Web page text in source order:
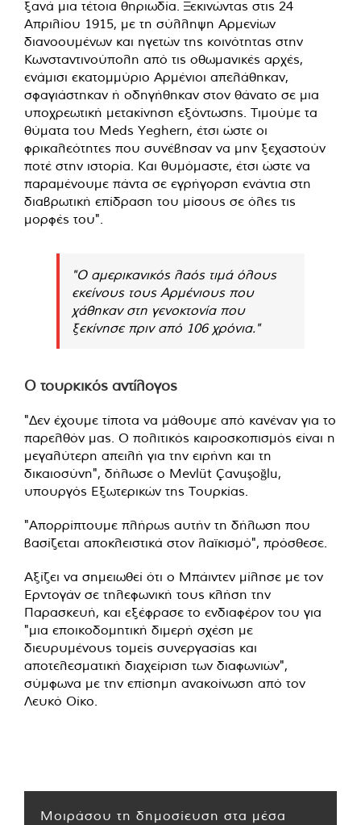
ξανά μια τέτοια θηριωδία. Ξεκινώντας στις 24
Απριλίου 1915, με τη σύλληψη Αρμενίων
διανοουμένων και ηγετών της κοινότητας στην
Κωνσταντινούπολη από τις οθωμανικές αρχές,
ενάμισι εκατομμύριο Αρμένιοι απελάθηκαν,
σφαγιάστηκαν ή οδηγήθηκαν στον θάνατο σε μια
υποχρεωτική μετακίνηση εξόντωσης. Τιμούμε τα
θύματα του Meds Yeghern, έτσι ώστε οι
φρικαλεότητες που συνέβησαν να μην ξεχαστούν
ποτέ στην ιστορία. Και θυμόμαστε, έτσι ώστε να
παραμένουμε πάντα σε εγρήγορση ενάντια στη
διαβρωτική επίδραση του μίσους σε όλες τις
μορφές του".
"Ο αμερικανικός λαός τιμά όλους
εκείνους τους Αρμένιους που
χάθηκαν στη γενοκτονία που
ξεκίνησε πριν από 106 χρόνια."
Ο τουρκικός αντίλογος
"Δεν έχουμε τίποτα να μάθουμε από κανέναν για το
παρελθόν μας. Ο πολιτικός καιροσκοπισμός είναι η
μεγαλύτερη απειλή για την ειρήνη και τη
δικαιοσύνη", δήλωσε ο Mevlüt Çavuşoğlu,
υπουργός Εξωτερικών της Τουρκίας.
"Απορρίπτουμε πλήρως αυτήν τη δήλωση που
βασίζεται αποκλειστικά στον λαϊκισμό", πρόσθεσε.
Αξίζει να σημειωθεί ότι ο Μπάιντεν μίλησε με τον
Ερντογάν σε τηλεφωνική τους κλήση την
Παρασκευή, και εξέφρασε το ενδιαφέρον του για
"μια εποικοδομητική διμερή σχέση με
διευρυμένους τομείς συνεργασίας και
αποτελεσματική διαχείριση των διαφωνιών",
σύμφωνα με την επίσημη ανακοίνωση από τον
Λευκό Οίκο.
Μοιράσου τη δημοσίευση στα μέσα